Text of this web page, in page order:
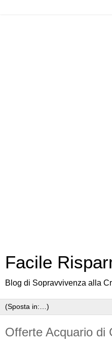
Facile
Blog di Sopravvivenza alla
Offerte Acquario di